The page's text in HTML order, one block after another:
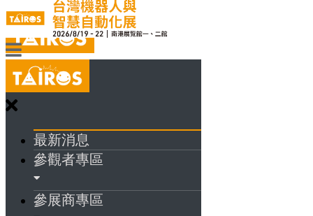
最新消息
參觀者專區
參展商專區